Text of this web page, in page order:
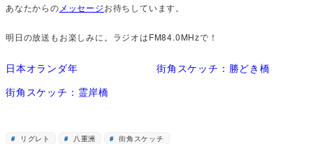
あなたからの メッセージお待ちしています。
明日の放送もお楽しみに。ラジオはFM84.0MHzで！
日本オランダ年
街角スケッチ：勝どき橋
街角スケッチ：霊岸橋
リグレト 八重洲 街角スケッチ